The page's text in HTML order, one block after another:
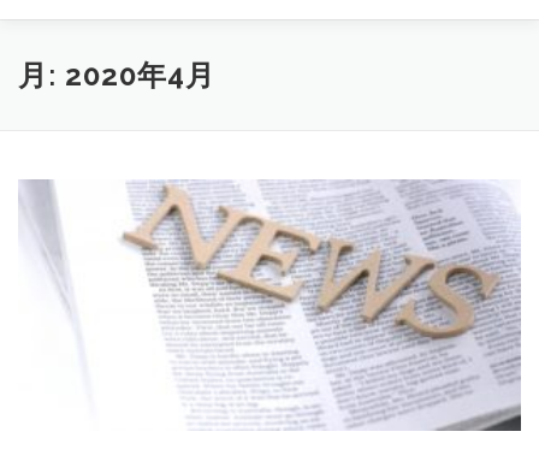
TOP 事務所紹介
プライバシーポリシー
月: 2020年4月